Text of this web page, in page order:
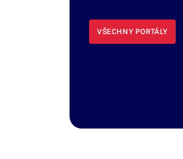
VŠECHNY PORTÁLY